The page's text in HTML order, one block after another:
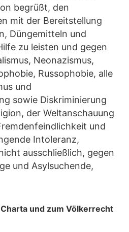
begrüßt, den
mit der Bereitstellung
Düngemitteln und
zu leisten und gegen
Neonazismus,
Russophobie, alle
und
sowie Diskriminierung
der Weltanschauung
und
Intoleranz,
ausschließlich, gegen
und Asylsuchende,
und zum Völkerrecht